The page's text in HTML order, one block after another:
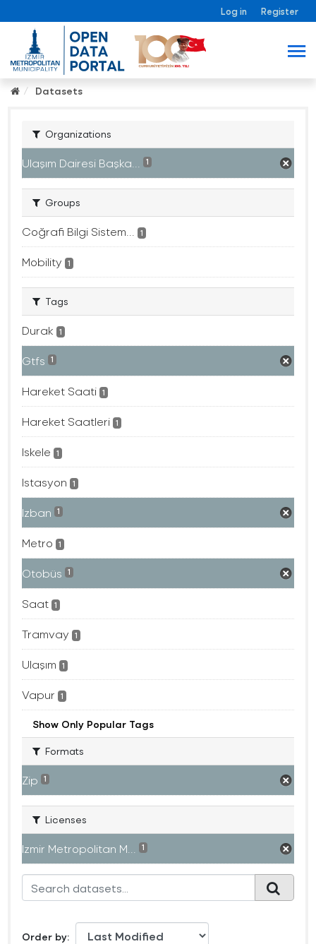
Log in Register
Datasets
Organizations
Ulaşım Dairesi Başka... 1
Groups
Coğrafi Bilgi Sistem... 1
Mobility 1
Tags
Durak 1
Gtfs 1
Hareket Saati 1
Hareket Saatleri 1
Iskele 1
Istasyon 1
Izban 1
Metro 1
Otobüs 1
Saat 1
Tramvay 1
Ulaşım 1
Vapur 1
Show Only Popular Tags
Formats
Zip 1
Licenses
Izmir Metropolitan M... 1
Order by